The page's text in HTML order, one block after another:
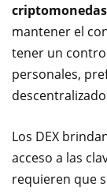
criptomonedas
mantener el
tener un
personales,
Los DEX
acceso a las
requieren que